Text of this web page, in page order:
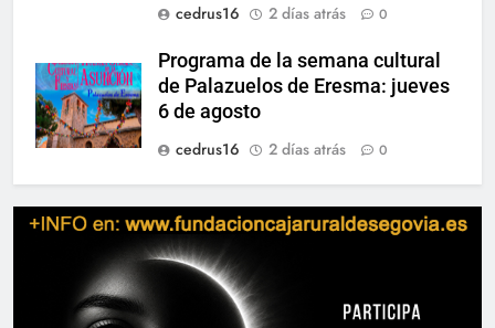
cedrus16
2 días atrás 0
Programa de la semana cultural
de Palazuelos de Eresma: jueves
6 de agosto
cedrus16
2 días atrás 0